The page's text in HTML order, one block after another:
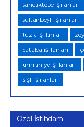
sancaktepe iş ilanları
sultanbeyli iş ilanları
tuzla iş ilanları
çatalca iş ilanları
ümraniye iş ilanları
şişli iş ilanları
Özel İstihdam